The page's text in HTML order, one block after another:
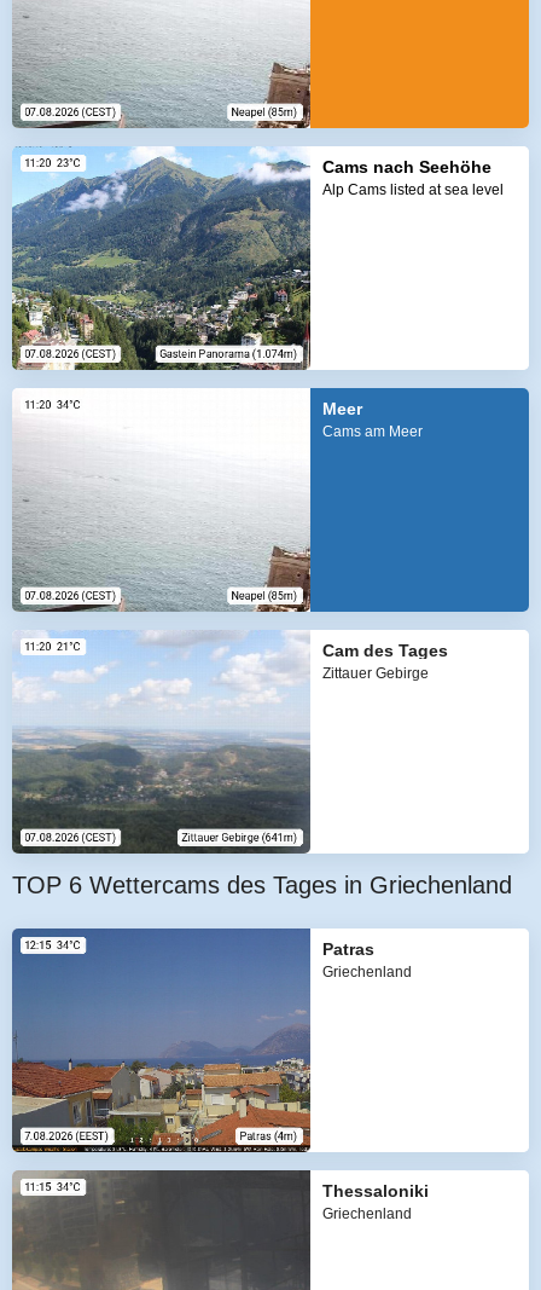
Cams nach Seehöhe
Alp Cams listed at sea level
Meer
Cams am Meer
Cam des Tages
Zittauer Gebirge
TOP 6 Wettercams des Tages in Griechenland
Patras
Griechenland
Thessaloniki
Griechenland